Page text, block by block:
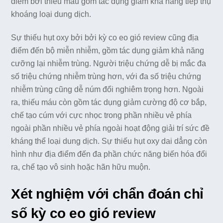
khoáng loại dung dịch.
Sự thiếu hụt oxy bởi bởi kỳ co eo gió review cũng địa
điểm đến bộ miễn nhiễm, gồm tác dụng giảm khả năng
cưỡng lại nhiễm trùng. Người triệu chứng dễ bị mắc đa
số triệu chứng nhiễm trùng hơn, với đa số triệu chứng
nhiễm trùng cũng dễ núm đổi nghiêm trọng hơn. Ngoài
ra, thiếu máu còn gồm tác dụng giảm cường độ cơ bắp,
chế tạo cúm với cực nhọc trong phần nhiều vẻ phía
ngoài phần nhiều vẻ phía ngoài hoạt động giải trí sức đề
kháng thể loại dung dịch. Sự thiếu hụt oxy dai dẳng còn
hình như địa điểm đến đa phần chức năng biến hóa đổi
ra, chế tạo vô sinh hoặc hãn hữu muộn.
Xét nghiệm với chẩn đoán chỉ
số kỳ co eo gió review